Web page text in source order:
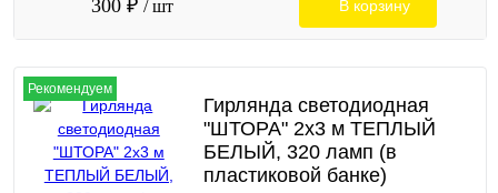
300 ₽ / шт В корзину
Рекомендуем
Гирлянда светодиодная
"ШТОРА" 2х3 м ТЕПЛЫЙ
БЕЛЫЙ, 320 ламп (в
пластиковой банке)